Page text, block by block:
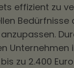
effizient zu
Bedürfnisse
Unternehmen
zu 2.400